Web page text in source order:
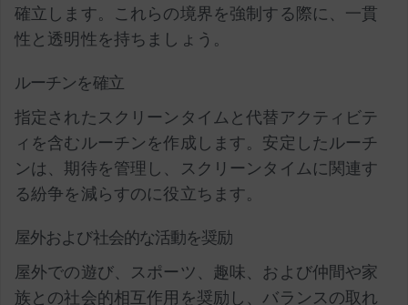
確立します。これらの境界を強制する際に、一貫
性と透明性を持ちましょう。
ルーチンを確立
指定されたスクリーンタイムと代替アクティビテ
ィを含むルーチンを作成します。安定したルーチ
ンは、期待を管理し、スクリーンタイムに関連す
る紛争を減らすのに役立ちます。
屋外および社会的な活動を奨励
屋外での遊び、スポーツ、趣味、および仲間や家
族との社会的相互作用を奨励し、バランスの取れ